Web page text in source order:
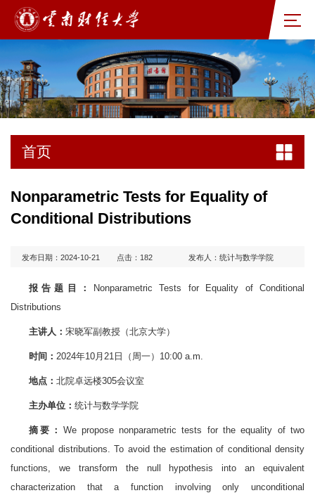
首页
Nonparametric Tests for Equality of
Conditional Distributions
发布日期：2024-10-21 点击： 182 发布人：统计与数学学院
报告题目：
Nonparametric Tests for Equality of Conditional
Distributions
主讲人： 宋晓军副教授（北京大学）
时间： 2024年10月21日（周一）10:00 a.m.
地点： 北院卓远楼305会议室
主办单位： 统计与数学学院
摘要： We propose nonparametric tests for the equality of two
conditional distributions. To avoid the estimation of conditional density
functions, we transform the null hypothesis into an equivalent
characterization that a function involving only unconditional